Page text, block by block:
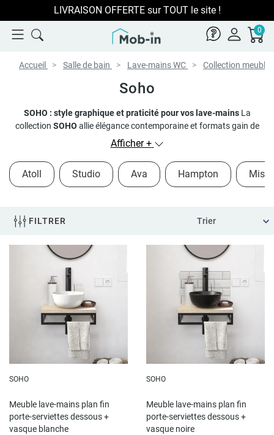
LIVRAISON OFFERTE sur TOUT le site !
0
Accueil Salle de bain Lave-mains WC Collection meuble
Soho
SOHO : style graphique et praticité pour vos lave-mainsLa
collection SOHO allie élégance contemporaine et formats gain de
placage chêne , ses
envies déco. Parfait pour unepetite salle, unWCou un espace
d’eau moderne, SOHO vous offre
design, fonctionnalité et
praticité, sans faire de compromis.
Afficher +
Atoll Studio Ava Hampton
FILTRER
SOHO
Meuble lave-mains plan fin
porte-serviettes dessous +
vasque blanche
SOHO
Meuble lave-mains plan fin
porte-serviettes dessous +
vasque noire